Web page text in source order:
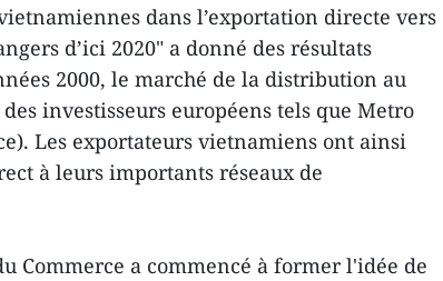
dans l’exportation directe vers
d’ici 2020" a donné des résultats
2000, le marché de la distribution au
investisseurs européens tels que Metro
Les exportateurs vietnamiens ont ainsi
à leurs importants réseaux de
Commerce a commencé à former l'idée de